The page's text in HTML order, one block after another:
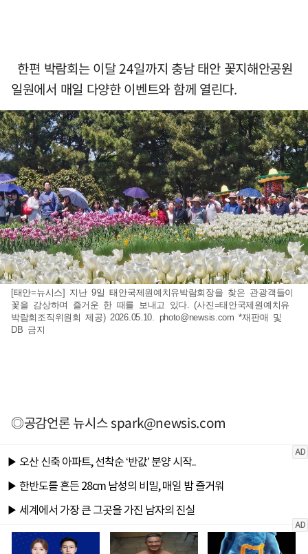
한편 박람회는 이달 24일까지 충남 태안 꽃지해안공원
일원에서 매일 다양한 이벤트와 함께 열린다.
[태안=뉴시스] 지난 9일 태안국제원예치유박람회장을 찾은 관광객들이
꽃을 감상하며 즐거운 한 때를 보내고 있다. (사진=태안국제원예치유
박람회조직위원회 제공) 2026.05.10. photo@newsis.com *재판매 및
DB 금지
◎공감언론 뉴시스spark@newsis.com